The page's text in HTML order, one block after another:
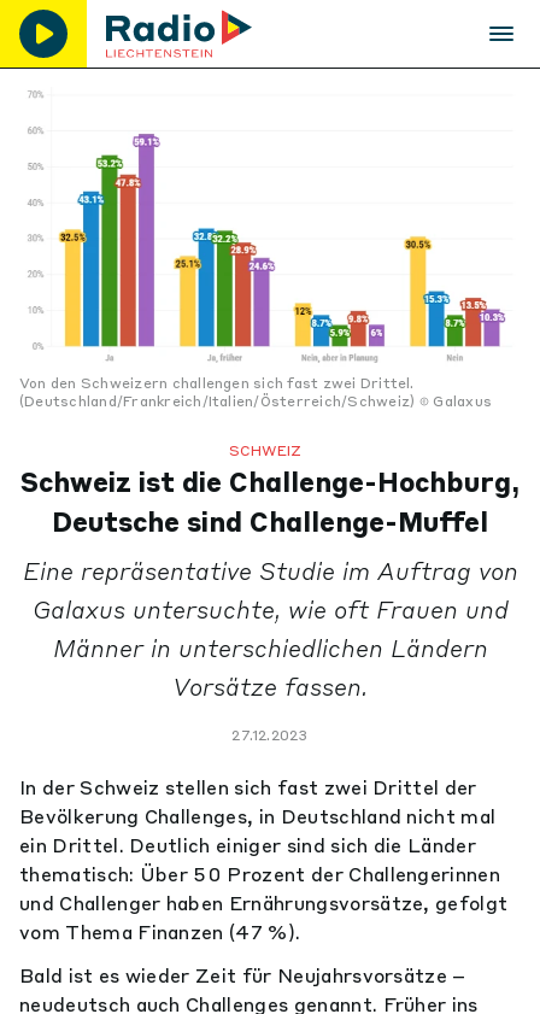
Von den Schweizern challengen sich fast zwei Drittel.
(Deutschland/Frankreich/Italien/Österreich/Schweiz)
Galaxus
SCHWEIZ
Schweiz ist die Challenge-Hochburg,
Deutsche sind Challenge-Muffel
Eine repräsentative Studie im Auftrag von
Galaxus untersuchte, wie oft Frauen und
Männer in unterschiedlichen Ländern
Vorsätze fassen.
27.12.2023
In der Schweiz stellen sich fast zwei Drittel der
Bevölkerung Challenges, in Deutschland nicht mal
ein Drittel. Deutlich einiger sind sich die Länder
thematisch: Über 50 Prozent der Challengerinnen
und Challenger haben Ernährungsvorsätze, gefolgt
vom Thema Finanzen (47 %).
Bald ist es wieder Zeit für Neujahrsvorsätze –
neudeutsch auch Challenges genannt. Früher ins